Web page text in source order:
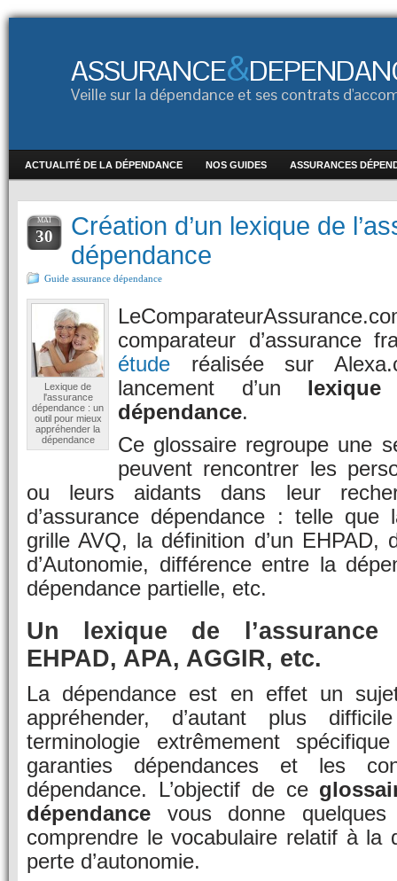
ASSURANCE&
Veille sur la dépendance et ses contrats
ACTUALITÉ DE LA DÉPENDANCE NOS GUIDES ASSURANCES
MAI
30
Création d’un lexique de
dépendance
Guide assurance dépendance
Lexique de
l'assurance
dépendance : un
outil pour mieux
appréhender la
dépendance
comparateur d’assurance
étude réalisée sur
lancement d’un
dépendance.
Ce glossaire regroupe une
peuvent rencontrer les
ou leurs aidants dans leur
d’assurance dépendance : telle
grille AVQ, la définition d’un EHPAD,
d’Autonomie, différence entre la
dépendance partielle, etc.
Un lexique de l’assurance
EHPAD, APA, AGGIR, etc.
La dépendance est en effet un
appréhender, d’autant plus
terminologie extrêmement
garanties dépendances et les
dépendance. L’objectif de ce
dépendance vous donne
comprendre le vocabulaire relatif à la
perte d’autonomie.